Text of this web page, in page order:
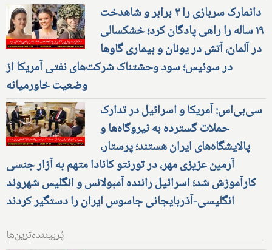
دانمارک سربازی را ۳ برابر و شاهدخت
۱۹ ساله را راهی پادگان کرد؛ خشکسالی
در آلمان، آتش در یونان و بیماری گاوها
در سوئیس؛ سود وحشتناک شرکت‌های نفتی آمریکا از
وضعیت خاورمیانه
سی‌بی‌اس: آمریکا و اسرائیل در تدارک
حملات گسترده به نیروگاه‌ها و
پالایشگاه‌های ایران هستند؛ پرستار،
آرمین عزیزی مهر، در تورنتو کانادا متهم به آزار جنسی
کارآموزش شد؛ اسرائیل راننده آمبولانس و انگلیس شهروند
انگلیسی-آذربایجانی جاسوس ایران را دستگیر کردند
پُربیننده‌ترین‌ها